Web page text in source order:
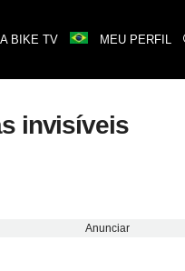
BIKE TV MEU PERFIL
invisíveis
Anunciar